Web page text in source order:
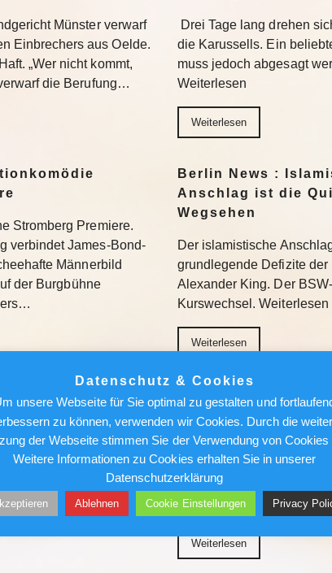
Münster verwarf
Einbrechers aus Oelde.
„Wer nicht kommt,
die Berufung…
Drei Tage lang drehen
die Karussells. Ein
muss jedoch abgesagt
Weiterlesen
Weiterlesen
Stromberg Premiere.
verbindet James-Bond-
Männerbild
der Burgbühne
Berlin News :
Anschlag ist die
Wegsehen
Der islamistische
grundlegende Defizite
Alexander King. Der
Kurswechsel. Weiterlesen
Weiterlesen
Feed: Wie
Kunst
die Museen. Doch auf
vor allem jene Motive
besten
Berlin News : Über
Alfred Torge und
Sensation
Ungesichert kletterte er
und Geschäftshäuser.
liebte ihn – bis sein Stern
Weiterlesen
Datenschutz & Cookies
unsere Webseite für Sie optimal zu gestalten und
zu können, verwenden wir Cookies. Durch die
der Webseite stimmen Sie der Verwendung von Cookies
Weitere Informationen zu Cookies erhalten Sie in unserer
Datenschutzerklärung
Ablehnen Cookie Einstellungen Privacy